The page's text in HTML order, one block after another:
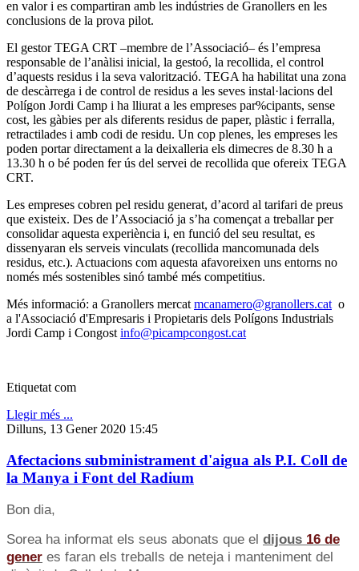
en valor i es compartiran amb les indústries de Granollers en les
conclusions de la prova pilot.
El gestor TEGA CRT –membre de l’Associació– és l’empresa
responsable de l’anàlisi inicial, la gestoó, la recollida, el control
d’aquests residus i la seva valorització. TEGA ha habilitat una zona
de descàrrega i de control de residus a les seves instal·lacions del
Polígon Jordi Camp i ha lliurat a les empreses par%cipants, sense
cost, les gàbies per als diferents residus de paper, plàstic i ferralla,
retractilades i amb codi de residu. Un cop plenes, les empreses les
poden portar directament a la deixalleria els dimecres de 8.30 h a
13.30 h o bé poden fer ús del servei de recollida que ofereix TEGA
CRT.
Les empreses cobren pel residu generat, d’acord al tarifari de preus
que existeix. Des de l’Associació ja s’ha començat a treballar per
consolidar aquesta experiència i, en funció del seu resultat, es
dissenyaran els serveis vinculats (recollida mancomunada dels
residus, etc.). Actuacions com aquesta afavoreixen uns entorns no
només més sostenibles sinó també més competitius.
Més informació: a Granollers mercat mcanamero@granollers.cat o
a l'Associació d'Empresaris i Propietaris dels Polígons Industrials
Jordi Camp i Congost info@picampcongost.cat
Etiquetat com
Llegir més ...
Dilluns, 13 Gener 2020 15:45
Afectacions subministrament d'aigua als P.I. Coll de
la Manya i Font del Radium
Bon dia,
Sorea ha informat els seus abonats que el dijous 16 de
gener es faran els treballs de neteja i manteniment del